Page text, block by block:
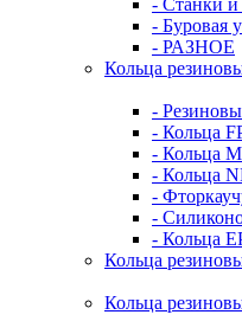
- Станки и
- Буровая
- РАЗНОЕ
Кольца
-
- Кольца
- Кольца
- Кольца
-
-
- Кольца
Кольца
Кольца